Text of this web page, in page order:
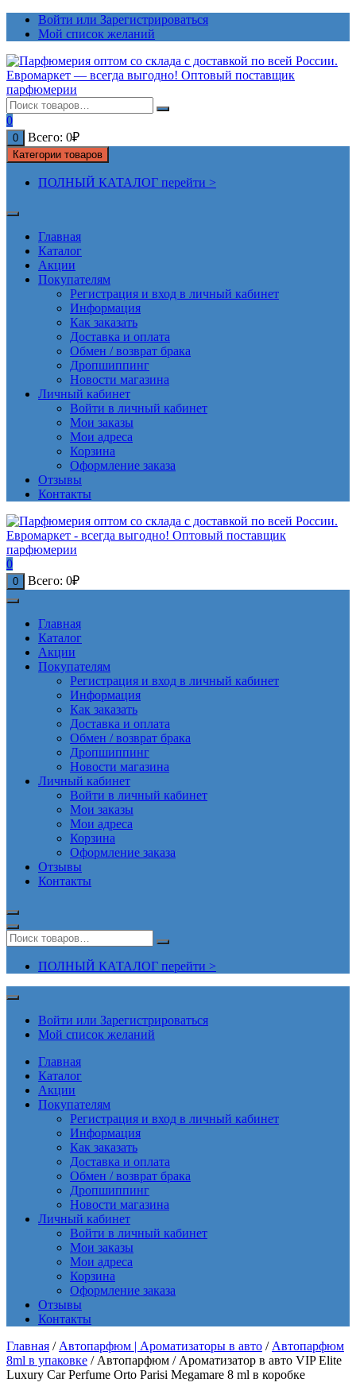
ПерейтиВойти или Зарегистрироваться
Мой список желаний
0
0 Всего: 0₽
Категории товаров
ПОЛНЫЙ КАТАЛОГ перейти >
Главная
Каталог
Акции
Покупателям
Регистрация и вход в личный кабинет
Информация
Как заказать
Доставка и оплата
Обмен / возврат брака
Дропшиппинг
Новости магазина
Личный кабинет
Войти в личный кабинет
Мои заказы
Мои адреса
Корзина
Оформление заказа
Отзывы
Контакты
0
0 Всего: 0₽
Главная
Каталог
Акции
Покупателям
Регистрация и вход в личный кабинет
Информация
Как заказать
Доставка и оплата
Обмен / возврат брака
Дропшиппинг
Новости магазина
Личный кабинет
Войти в личный кабинет
Мои заказы
Мои адреса
Корзина
Оформление заказа
Отзывы
Контакты
ПОЛНЫЙ КАТАЛОГ перейти >
Войти или Зарегистрироваться
Мой список желаний
Главная
Каталог
Акции
Покупателям
Регистрация и вход в личный кабинет
Информация
Как заказать
Доставка и оплата
Обмен / возврат брака
Дропшиппинг
Новости магазина
Личный кабинет
Войти в личный кабинет
Мои заказы
Мои адреса
Корзина
Оформление заказа
Отзывы
Контакты
Главная / Автопарфюм | Ароматизаторы в авто / Автопарфюм
8ml в упаковке / Автопарфюм / Ароматизатор в авто VIP Elite
Luxury Car Perfume Orto Parisi Megamare 8 ml в коробке